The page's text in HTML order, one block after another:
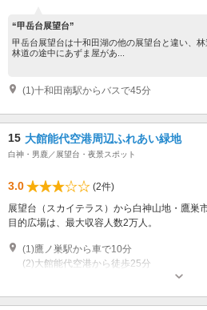
“甲岳台展望台”
甲岳台展望台は十和田湖の他の展望台と違い、
林道の途中にあずま屋があ...
(1)十和田南駅からバスで45分
15 大館能代空港周辺ふれあい緑地
白神・男鹿／展望台・夜景スポット
3.0
(2件)
展望台（スカイテラス）から白神山地・鷹巣
目的広場は、最大収容人数2万人。
(1)鷹ノ巣駅から車で10分
(2)大館能代空港から徒歩25分
開園時間：9:00～19:00 休園日：・毎週
日）